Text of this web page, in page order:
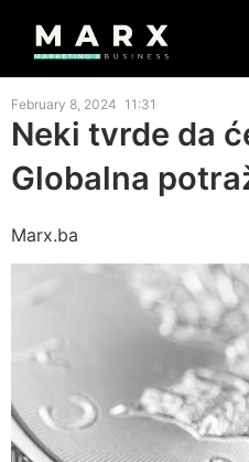
February 8, 2024 11:31
Neki tvrde da
Globalna
Marx.ba